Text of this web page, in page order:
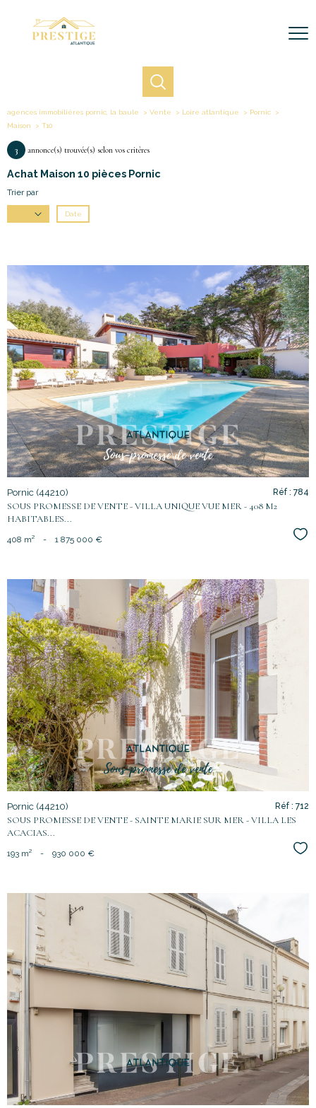
agences immobilières pornic, la baule Vente Loire atlantique
Pornic
Maison
T10
3 annonce(s) trouvée(s) selon vos critères
Achat Maison 10 pièces Pornic
Trier par
Date
voir le
bien
Pornic (44210)
SOUS PROMESSE DE VENTE - VILLA UNIQUE VUE MER - 408 M2
HABITABLES...
Réf : 784
408 m² - 1 875 000 €
voir le
bien
Pornic (44210)
SOUS PROMESSE DE VENTE - SAINTE MARIE SUR MER - VILLA LES
ACACIAS...
Réf : 712
193 m² - 930 000 €
voir le
bien